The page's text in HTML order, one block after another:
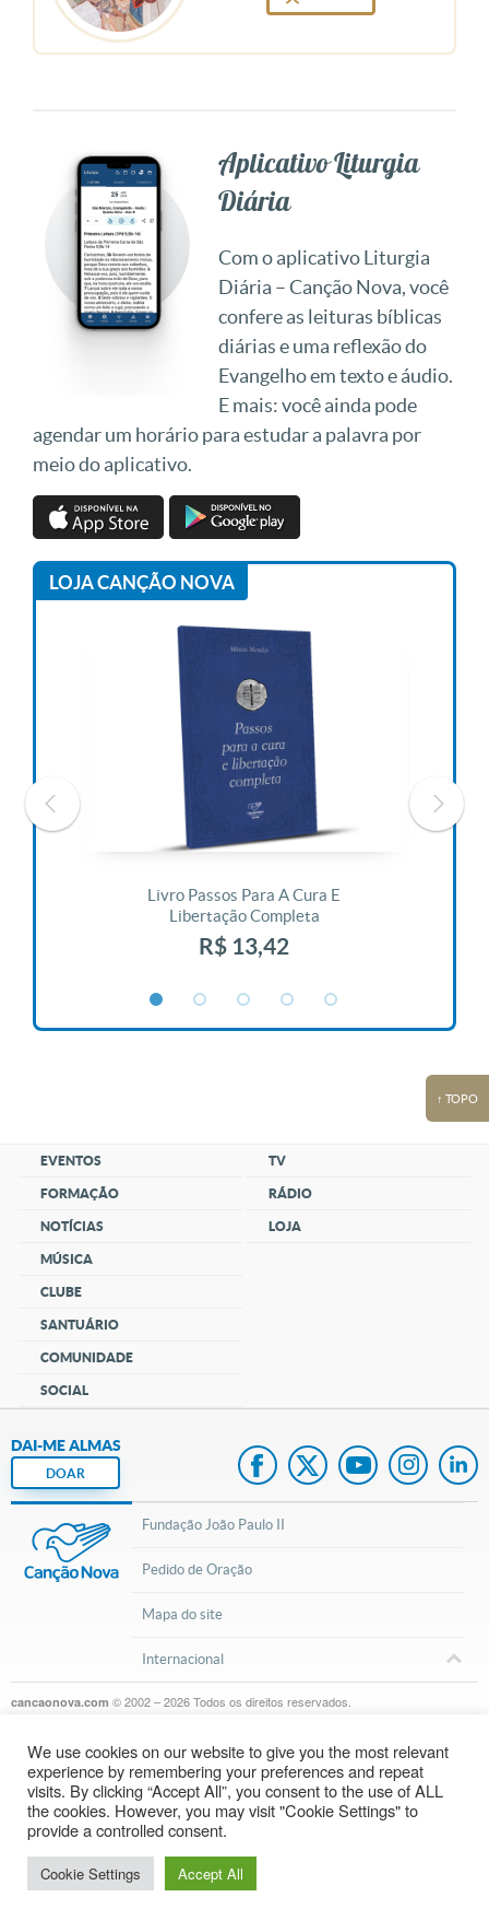
Aplicativo Liturgia
Diária
Com o aplicativo Liturgia
Diária – Canção Nova, você
confere as leituras bíblicas
diárias e uma reflexão do
Evangelho em texto e áudio.
E mais: você ainda pode
agendar um horário para estudar a palavra por
meio do aplicativo.
LOJA CANÇÃO NOVA
Livro Passos Para A Cura E
Libertação Completa
R$ 13,42
↑ TOPO
EVENTOS
FORMAÇÃO
NOTÍCIAS
MÚSICA
CLUBE
SANTUÁRIO
COMUNIDADE
SOCIAL
TV
RÁDIO
LOJA
DAI-ME ALMAS
DOAR
Fundação João Paulo II
Pedido de Oração
Mapa do site
Internacional
cancaonova.com © 2002 – 2026Todos os direitos reservados.
We use cookies on our website to give you the most relevant
experience by remembering your preferences and repeat
visits. By clicking “Accept All”, you consent to the use of ALL
the cookies. However, you may visit "Cookie Settings" to
provide a controlled consent.
Cookie Settings Accept All
Inscreva-se em nosso canal do Youtube